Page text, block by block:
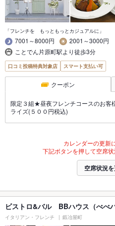
「フレンチを もっともっとカジュアルに」
7001～8000円
2001～3000円
ことでん片原町駅より徒歩3分
口コミ投稿特典対象店 スマート支払い可
クーポン
限定３組★昼夜フレンチコースのお客
ライズ(５００円税込)
カレンダーの更新
下記ボタンを押して空席状
空席状況
ビストロ&バル BBハウス（べべハ
イタリアン・フレンチ 鍛冶屋町